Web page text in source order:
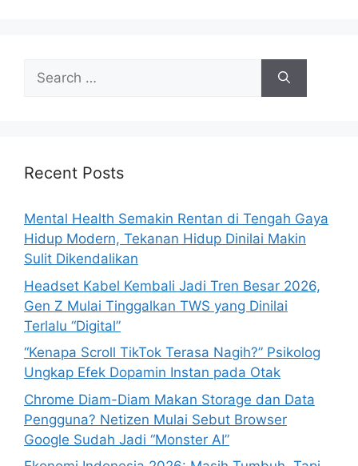
h
r
:
Recent Posts
Mental Health Semakin Rentan di Tengah Gaya
Hidup Modern, Tekanan Hidup Dinilai Makin
Sulit Dikendalikan
Headset Kabel Kembali Jadi Tren Besar 2026,
Gen Z Mulai Tinggalkan TWS yang Dinilai
Terlalu “Digital”
“Kenapa Scroll TikTok Terasa Nagih?” Psikolog
Ungkap Efek Dopamin Instan pada Otak
Chrome Diam-Diam Makan Storage dan Data
Pengguna? Netizen Mulai Sebut Browser
Google Sudah Jadi “Monster AI”